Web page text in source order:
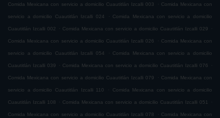
Comida Mexicana con servicio a domicilio Cuautitlán Izcalli 003 . Comida Mexicana con
servicio a domicilio Cuautitlán Izcalli 024 . Comida Mexicana con servicio a domicilio
Cuautitlán Izcalli 002 . Comida Mexicana con servicio a domicilio Cuautitlán Izcalli 029 .
Comida Mexicana con servicio a domicilio Cuautitlán Izcalli 026 . Comida Mexicana con
servicio a domicilio Cuautitlán Izcalli 054 . Comida Mexicana con servicio a domicilio
Cuautitlán Izcalli 039 . Comida Mexicana con servicio a domicilio Cuautitlán Izcalli 076 .
Comida Mexicana con servicio a domicilio Cuautitlán Izcalli 079 . Comida Mexicana con
servicio a domicilio Cuautitlán Izcalli 110 . Comida Mexicana con servicio a domicilio
Cuautitlán Izcalli 108 . Comida Mexicana con servicio a domicilio Cuautitlán Izcalli 051 .
Comida Mexicana con servicio a domicilio Cuautitlán Izcalli 078 . Comida Mexicana con